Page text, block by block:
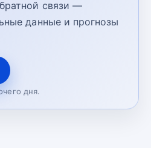
связи —
данные и прогнозы
дня.